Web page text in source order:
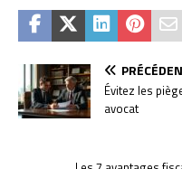
Évitez les
avocat